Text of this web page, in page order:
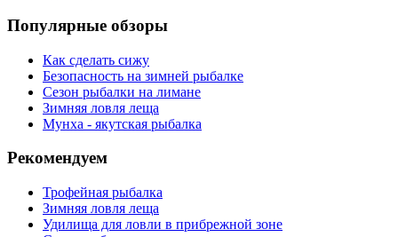
Популярные обзоры
Как сделать сижу
Безопасность на зимней рыбалке
Сезон рыбалки на лимане
Зимняя ловля леща
Мунха - якутская рыбалка
Рекомендуем
Трофейная рыбалка
Зимняя ловля леща
Удилища для ловли в прибрежной зоне